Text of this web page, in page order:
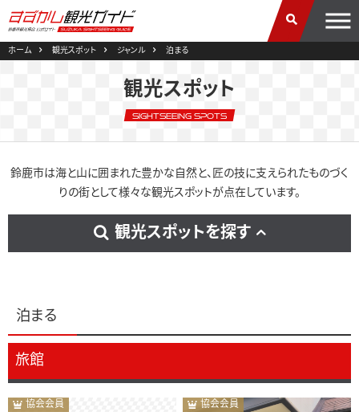
ホーム 観光スポット ジャンル 泊まる
観光スポット
Sightseeing Spots
鈴鹿市は海と山に囲まれた豊かな自然と、匠の技に支えられたものづく
りの街として様々な観光スポットが点在しています。
観光スポットを探す
泊まる
旅館
協会会員 協会会員